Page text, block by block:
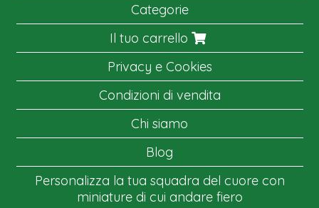
Categorie
Il tuo carrello
Privacy e Cookies
Condizioni di vendita
Chi siamo
Blog
Personalizza la tua squadra del cuore con
miniature di cui andare fiero